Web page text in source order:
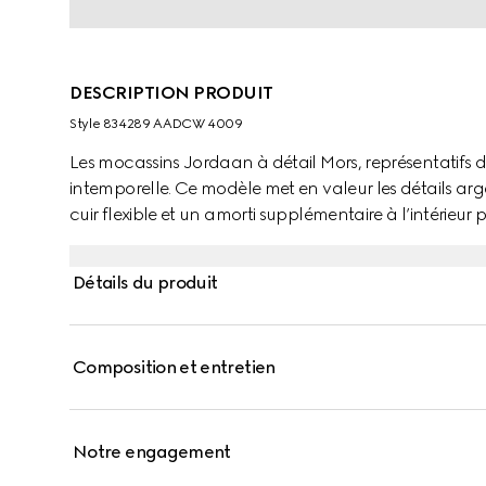
DESCRIPTION PRODUIT
Style ‎834289 AADCW 4009
Les mocassins Jordaan à détail Mors,
intemporelle. Ce modèle met en valeur les détails
cuir flexible et un amorti supplémentaire à l’intérieur
Détails du produit
Composition et entretien
Notre engagement